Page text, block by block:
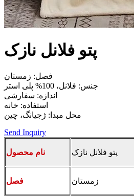
پتو فلانل نازک
فصل: زمستان
جنس: فلانل، 100% پلی استر
اندازه: سفارشی
استفاده: خانه
محل مبدا: ژجیانگ، چین
Send Inquiry
نام محصول پتو فلانل نازک
فصل زمستان